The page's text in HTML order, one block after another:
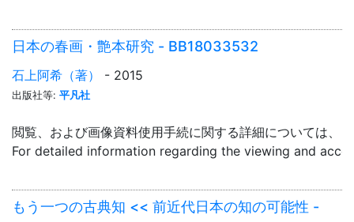
日本の春画・艶本研究 - BB18033532
石上阿希（著） - 2015
出版社等: 平凡社
閲覧、および画像資料使用手続に関する詳細については、「
For detailed information regarding the viewing and
もう一つの古典知 << 前近代日本の知の可能性 -